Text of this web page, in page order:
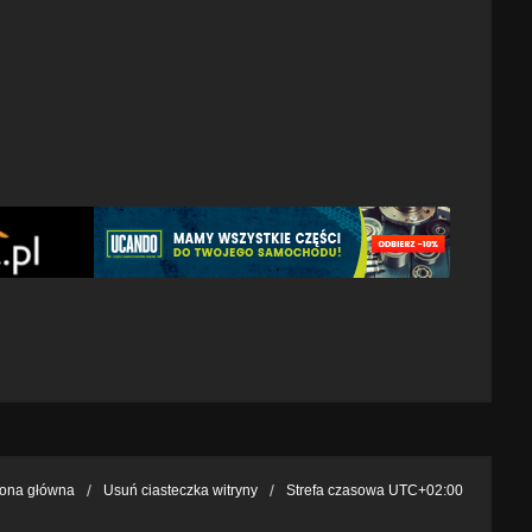
główna Usuń ciasteczka witryny Strefa czasowa UTC+02:00